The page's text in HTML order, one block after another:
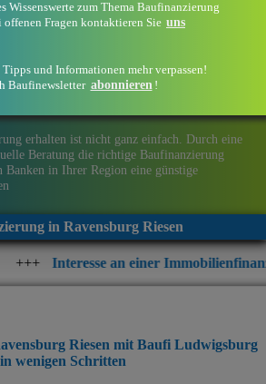
erhalten ist nicht ganz einfach. Durch eine
Beratung die richtige Baufinanzierung
Banken in Ihrer Region eine günstige
in Ravensburg Riesen
an einer Immobilienfinanzierung?
Wissenswerte zum Thema Baufinanzierung
Fragen kontaktieren Sie uns
und Informationen mehr verpassen!
Baufinewsletter abonnieren !
Riesen mit Baufi Ludwigsburg
in wenigen Schritten